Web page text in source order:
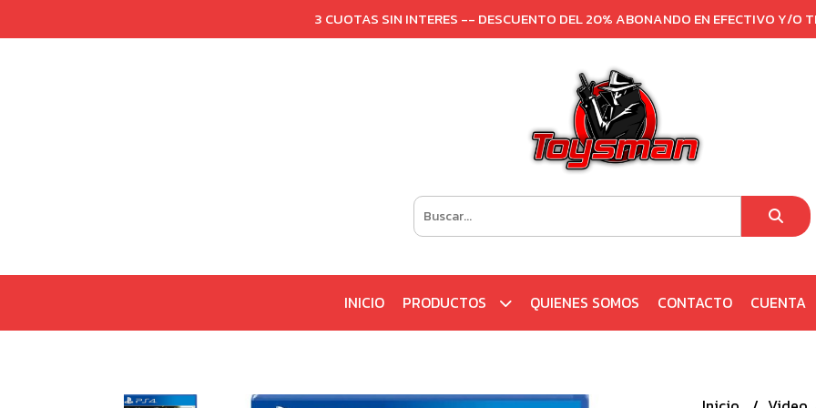
3 CUOTAS SIN INTERES -- DESCUENTO DEL 20% ABONANDO EN EFECTIVO Y/O
INICIO PRODUCTOS QUIENES SOMOS CONTACTO CUENTA